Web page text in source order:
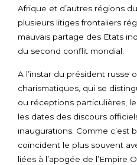
Afrique et d’autres régions
plusieurs litiges frontaliers
mauvais partage des Etats
du second conflit mondial.
A l’instar du président russe
charismatiques, qui se
ou réceptions particulières,
les dates des discours
inaugurations. Comme c’est
coïncident le plus souvent
liées à l’apogée de l’Empire